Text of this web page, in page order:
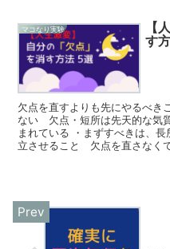
マコなり実験
【
す
欠点を直すよりも先にやるべき
ない 欠点・短所は先天的な気
まれている ・まずすべきは、
立させること 欠点を直さなく